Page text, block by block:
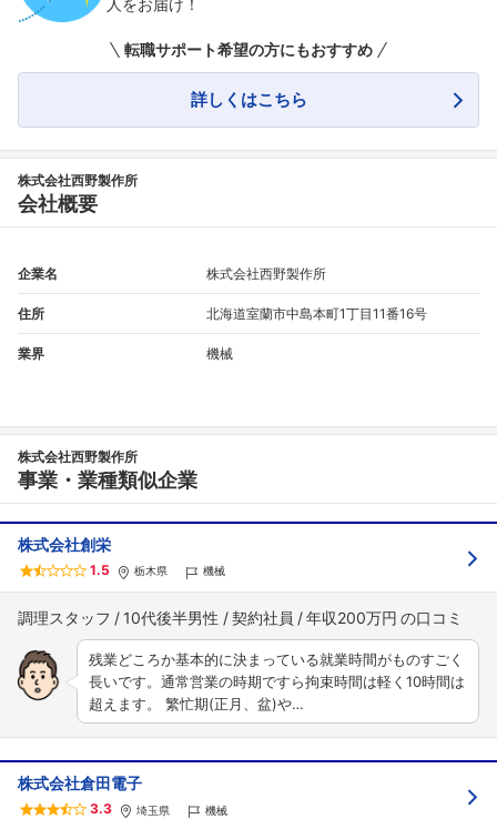
こちらの企業もフォローしませんか？
転職サポート希望の方にもおすすめ
詳しくはこちら
株式会社西野製作所
会社概要
企業名 株式会社西野製作所
住所 北海道室蘭市中島本町1丁目11番16号
業界 機械
株式会社西野製作所
事業・業種類似企業
株式会社創栄
1.5 栃木県 機械
調理スタッフ 10代後半男性 契約社員 年収200万円
残業どころか基本的に決まっている就業時間がものすごく
長いです。通常営業の時期ですら拘束時間は軽く10時間は
超えます。 繁忙期(正月、盆)や…
株式会社倉田電子
3.3 埼玉県 機械